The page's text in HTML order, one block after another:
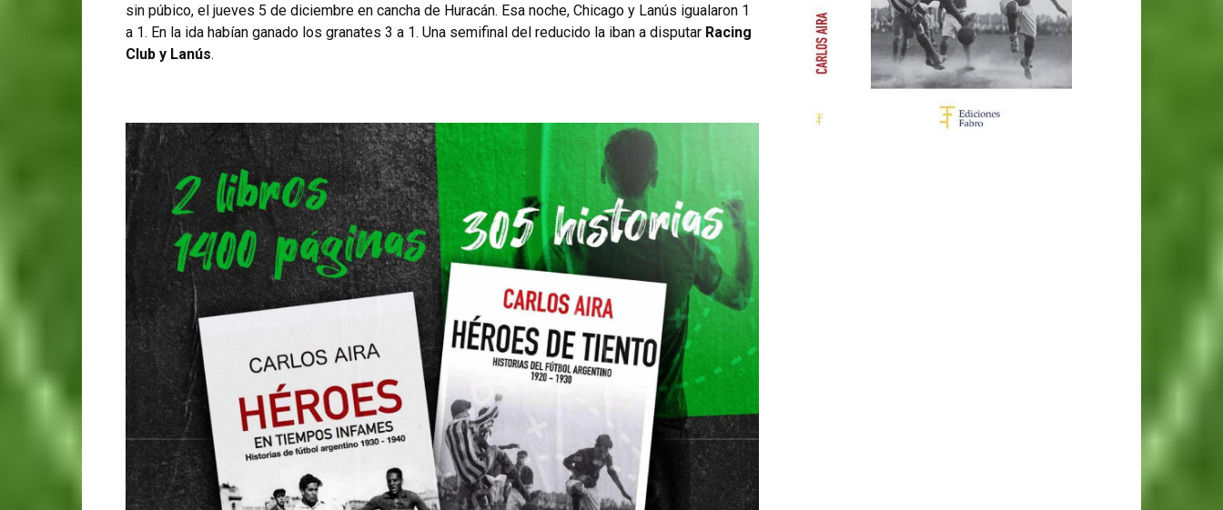
sin púbico, el jueves 5 de diciembre en cancha de Huracán. Esa noche, Chicago y Lanús igualaron 1
a 1. En la ida habían ganado los granates 3 a 1. Una semifinal del reducido la iban a disputar Racing
Club y Lanús.